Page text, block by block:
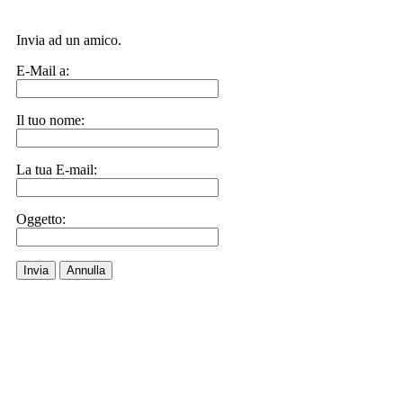
Invia ad un amico.
E-Mail a:
Il tuo nome:
La tua E-mail:
Oggetto:
Invia Annulla